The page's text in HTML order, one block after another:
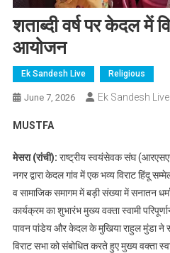
शताब्दी वर्ष पर केदल में
आयोजन
Ek Sandesh Live Religious
June 7, 2026 Ek Sandesh Live
MUSTFA
मेसरा (रांची): राष्ट्रीय स्वयंसेवक संघ
नगर द्वारा केदल गांव में एक भव्य विराट हिंदू
व सामाजिक समागम में बड़ी संख्या में सनातन
कार्यक्रम का शुभारंभ मुख्य वक्ता स्वामी
पावन पांडेय और केदल के मुखिया राहुल मुंडा ने
विराट सभा को संबोधित करते हुए मुख्य वक्ता